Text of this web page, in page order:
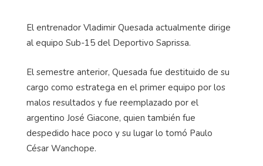
El entrenador Vladimir Quesada actualmente dirige
al equipo Sub-15 del Deportivo Saprissa.
El semestre anterior, Quesada fue destituido de su
cargo como estratega en el primer equipo por los
malos resultados y fue reemplazado por el
argentino José Giacone, quien también fue
despedido hace poco y su lugar lo tomó Paulo
César Wanchope.